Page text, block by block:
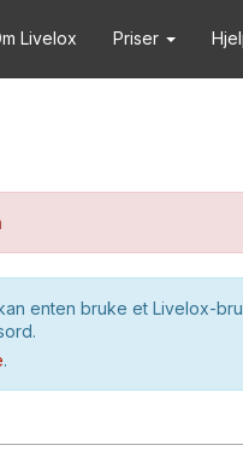
Livelox Priser
enten bruke et Livelox-
.